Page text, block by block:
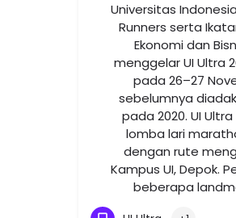
Universitas
Runners serta
Ekonomi dan
menggelar UI Ultra
pada 26–27
sebelumnya
pada 2020. UI
lomba lari
dengan rute
Kampus UI, Depok.
beberapa